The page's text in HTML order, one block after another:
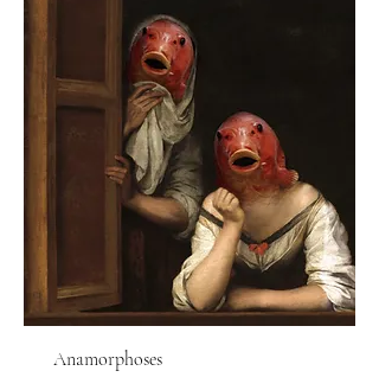
Anamorphoses